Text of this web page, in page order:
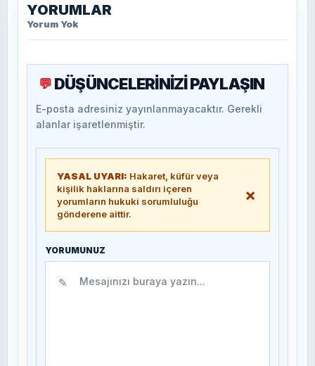
YORUMLAR
Yorum Yok
💬 DÜŞÜNCELERİNİZİ PAYLAŞIN
E-posta adresiniz yayınlanmayacaktır. Gerekli
alanlar işaretlenmiştir.
YASAL UYARI: Hakaret, küfür veya
kişilik haklarına saldırı içeren
yorumların hukuki sorumluluğu
gönderene aittir.
×
YORUMUNUZ
✎